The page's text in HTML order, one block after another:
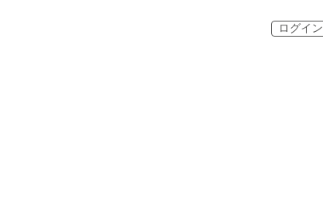
ログイン